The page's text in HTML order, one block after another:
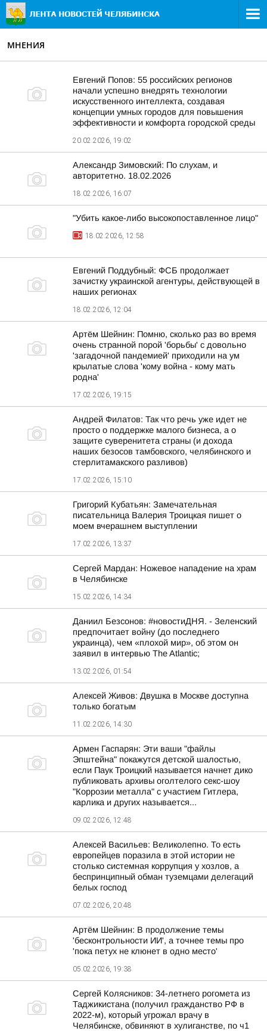
МНЕНИЯ
Евгений Попов: 55 российских регионов
начали успешно внедрять технологии
искусственного интеллекта, создавая
концепции умных городов для повышения
эффективности и комфорта городской среды
20.02.2026, 19:02
Александр Зимовский: По слухам, и
авторитетно. 18.02.2026
18.02.2026, 16:07
"Убить какое-либо высокопоставленное лицо"
18.02.2026, 12:58
Евгений Поддубный: ФСБ продолжает
зачистку украинской агентуры, действующей в
наших регионах
18.02.2026, 12:04
Артём Шейнин: Помню, сколько раз во время
очень странной порой 'борьбы' с довольно
'загадочной пандемией' приходили на ум
крылатые слова 'кому война - кому мать
родна'
17.02.2026, 19:15
Андрей Филатов: Так что речь уже идет не
просто о поддержке малого бизнеса, а о
защите суверенитета страны (и дохода
наших безосов тамбовского, челябинского и
стерлитамакского разливов)
17.02.2026, 15:10
Григорий Кубатьян: Замечательная
писательница Валерия Троицкая пишет о
моем вчерашнем выступлении
17.02.2026, 13:37
Сергей Мардан: Ножевое нападение на храм
в Челябинске
15.02.2026, 14:34
Даниил Безсонов: #новостиДНЯ. - Зеленский
предпочитает войну (до последнего
украинца), чем «плохой мир», об этом он
заявил в интервью The Atlantic;
13.02.2026, 01:54
Алексей Живов: Двушка в Москве доступна
только богатым
11.02.2026, 14:30
Армен Гаспарян: Эти ваши "файлы
Эпштейна" покажутся детской шалостью,
если Паук Троицкий называется начнет дико
публиковать архивы оголтелого секс-шоу
"Коррозии металла" с участием Гитлера,
карлика и других называется...
09.02.2026, 12:48
Алексей Васильев: Великолепно. То есть
европейцев поразила в этой истории не
столько системная коррупция у хозлов, а
беспринципный обман туземцами делегаций
белых господ
07.02.2026, 20:48
Артём Шейнин: В продолжение темы
'бесконтрольности ИИ', а точнее темы про
'пока петух не клюнет в одно место'
05.02.2026, 19:38
Сергей Колясников: 34-летнего рогомета из
Таджикистана (получил гражданство РФ в
2022-м), который угрожал врачу в
Челябинске, обвиняют в хулиганстве, по ч1